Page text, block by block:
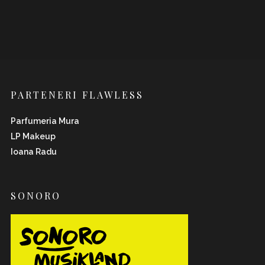
PARTENERI FLAWLESS
Parfumeria Mura
LP Makeup
Ioana Radu
SONORO